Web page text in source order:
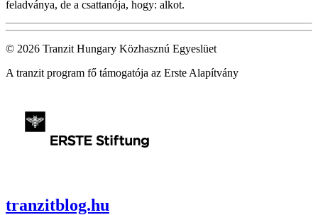
feladványa, de a csattanója, hogy: alkot.
© 2026 Tranzit Hungary Közhasznú Egyeslüet
A tranzit program fő támogatója az Erste Alapítvány
tranzitblog.hu